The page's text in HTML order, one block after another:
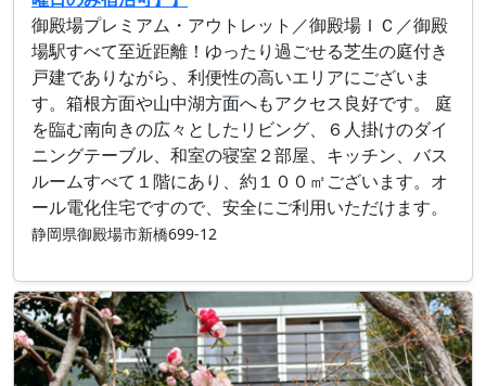
御殿場プレミアム・アウトレット／御殿場ＩＣ／御殿
場駅すべて至近距離！ゆったり過ごせる芝生の庭付き
戸建でありながら、利便性の高いエリアにございま
す。箱根方面や山中湖方面へもアクセス良好です。 庭
を臨む南向きの広々としたリビング、６人掛けのダイ
ニングテーブル、和室の寝室２部屋、キッチン、バス
ルームすべて１階にあり、約１００㎡ございます。オ
ール電化住宅ですので、安全にご利用いただけます。
静岡県御殿場市新橋699-12